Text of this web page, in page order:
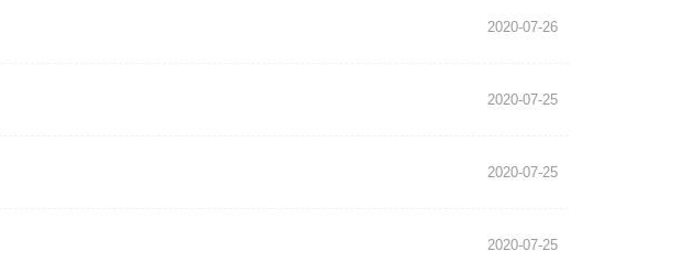
2020-07-26
2020-07-25
2020-07-25
2020-07-25